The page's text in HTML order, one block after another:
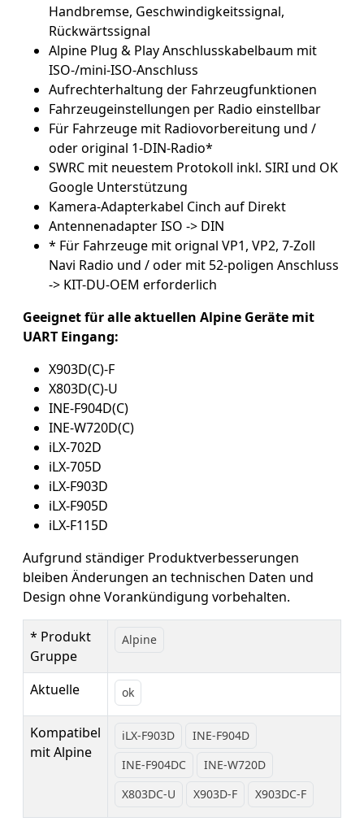
Handbremse, Geschwindigkeitssignal,
Rückwärtssignal
Alpine Plug & Play Anschlusskabelbaum mit
ISO-/mini-ISO-Anschluss
Aufrechterhaltung der Fahrzeugfunktionen
Fahrzeugeinstellungen per Radio einstellbar
Für Fahrzeuge mit Radiovorbereitung und /
oder original 1-DIN-Radio*
SWRC mit neuestem Protokoll inkl. SIRI und OK
Google Unterstützung
Kamera-Adapterkabel Cinch auf Direkt
Antennenadapter ISO -> DIN
* Für Fahrzeuge mit orignal VP1, VP2, 7-Zoll
Navi Radio und / oder mit 52-poligen Anschluss
-> KIT-DU-OEM erforderlich
Geeignet für alle aktuellen Alpine Geräte mit
UART Eingang:
X903D(C)-F
X803D(C)-U
INE-F904D(C)
INE-W720D(C)
iLX-702D
iLX-705D
iLX-F903D
iLX-F905D
iLX-F115D
Aufgrund ständiger Produktverbesserungen
bleiben Änderungen an technischen Daten und
Design ohne Vorankündigung vorbehalten.
* Produkt
Gruppe
Alpine
Aktuelle ok
Kompatibel
mit Alpine
iLX-F903D
INE-F904D
INE-F904DC
INE-W720D
X803DC-U
X903D-F X903DC-F